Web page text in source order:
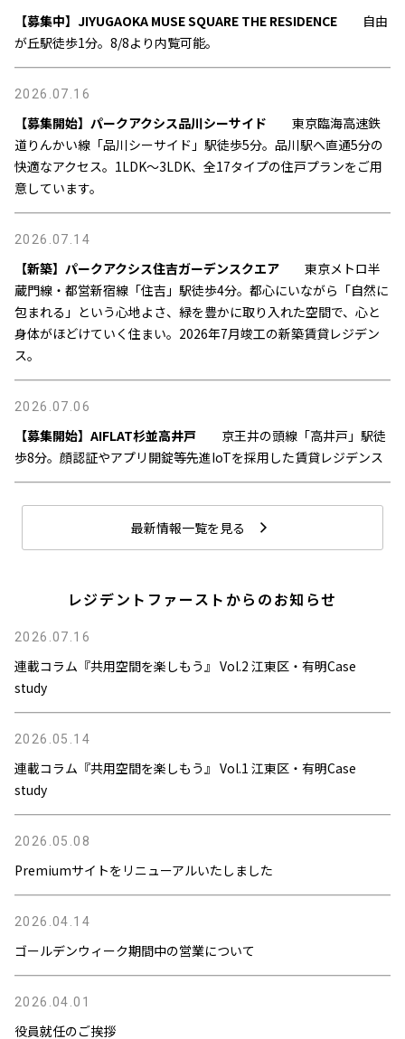
【募集中】JIYUGAOKA MUSE SQUARE THE RESIDENCE
自由
が丘駅徒歩1分。8/8より内覧可能。
2026.07.16
【募集開始】パークアクシス品川シーサイド
東京臨海高速鉄
道りんかい線「品川シーサイド」駅徒歩5分。品川駅へ直通5分の
快適なアクセス。1LDK～3LDK、全17タイプの住戸プランをご用
意しています。
2026.07.14
【新築】パークアクシス住吉ガーデンスクエア
東京メトロ半
蔵門線・都営新宿線「住吉」駅徒歩4分。都心にいながら「自然に
包まれる」という心地よさ、緑を豊かに取り入れた空間で、心と
身体がほどけていく住まい。2026年7月竣工の新築賃貸レジデン
ス。
2026.07.06
【募集開始】AIFLAT杉並高井戸
京王井の頭線「高井戸」駅徒
歩8分。顔認証やアプリ開錠等先進IoTを採用した賃貸レジデンス
最新情報一覧を見る
レジデントファーストからのお知らせ
2026.07.16
連載コラム『共用空間を楽しもう』 Vol.2 江東区・有明Case
study
2026.05.14
連載コラム『共用空間を楽しもう』 Vol.1 江東区・有明Case
study
2026.05.08
Premiumサイトをリニューアルいたしました
2026.04.14
ゴールデンウィーク期間中の営業について
2026.04.01
役員就任のご挨拶